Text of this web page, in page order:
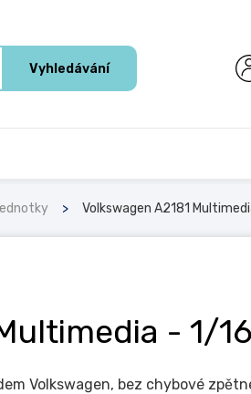
Vyhledávání
Volkswagen A2181
- 1/
Volkswagen, bez chybové